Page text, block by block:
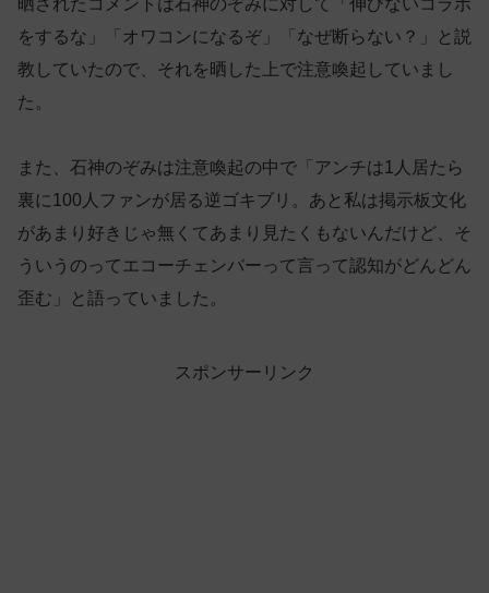
晒されたコメントは石神のぞみに対して「伸びないコラボ
をするな」「オワコンになるぞ」「なぜ断らない？」と説
教していたので、それを晒した上で注意喚起していまし
た。
また、石神のぞみは注意喚起の中で「アンチは1人居たら
裏に100人ファンが居る逆ゴキブリ。あと私は掲示板文化
があまり好きじゃ無くてあまり見たくもないんだけど、そ
ういうのってエコーチェンバーって言って認知がどんどん
歪む」と語っていました。
スポンサーリンク